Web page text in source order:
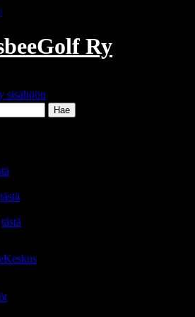
Ry
sisältöön
tästä
tästä